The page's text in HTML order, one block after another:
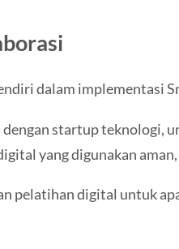
dalam implementasi
startup teknologi,
yang digunakan
pelatihan digital untuk